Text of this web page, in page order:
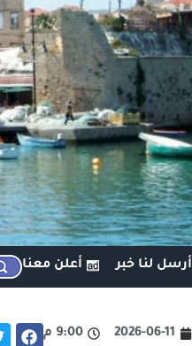
أرسل لنا خبر أعلن معنا
2026-06-11 9:00 م